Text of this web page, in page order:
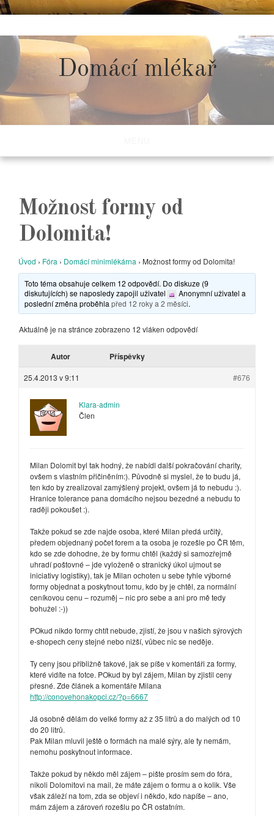
to
content
Domácí mlékař
Možnost formy od
Dolomita!
Úvod › Fóra › Domácí minimlékárna › Možnost formy od Dolomita!
Toto téma obsahuje celkem 12 odpovědí. Do diskuze (9
diskutujících) se naposledy zapojil uživatel
Anonymní uživatel a
poslední změna proběhlapřed 12 roky a 2 měsíci.
Aktuálně je na stránce zobrazeno 12 vláken odpovědí
Autor Příspěvky
25.4.2013 v 9:11 #676
Klara-admin
Člen
Milan Dolomit byl tak hodný, že nabídl další pokračování charity,
ovšem s vlastním přičiněním:). Původně si myslel, že to budu já,
ten kdo by zrealizoval zamýšlený projekt, ovšem já to nebudu :).
Hranice tolerance pana domácího nejsou bezedné a nebudu to
raději pokoušet :).
Takže pokud se zde najde osoba, které Milan předá určitý,
předem objednaný počet forem a ta osoba je rozešle po ČR těm,
kdo se zde dohodne, že by formu chtěl (každý si samozřejmě
uhradí poštovné – jde vyloženě o stranický úkol ujmout se
iniciativy logistiky), tak je Milan ochoten u sebe tyhle výborné
formy objednat a poskytnout tomu, kdo by je chtěl, za normální
ceníkovou cenu – rozuměj – nic pro sebe a ani pro mě tedy
bohužel :-))
POkud nikdo formy chtít nebude, zjistí, že jsou v našich sýrových
e-shopech ceny stejné nebo nižší, vůbec nic se neděje.
Ty ceny jsou přibližně takové, jak se píše v komentáři za formy,
které vidíte na fotce. POkud by byl zájem, Milan by zjistil ceny
přesné. Zde článek a komentáře Milana
http://conovehonakopci.cz/?p=6667
Já osobně dělám do velké formy až z 35 litrů a do malých od 10
do 20 litrů.
Pak Milan mluvil ještě o formách na malé sýry, ale ty nemám,
nemohu poskytnout informace.
Takže pokud by někdo měl zájem – pište prosím sem do fóra,
nikoli Dolomitovi na mail, že máte zájem o formu a o kolik. Vše
však záleží na tom, zda se objeví i někdo, kdo napíše – ano,
mám zájem a zároveń rozešlu po ČR ostatním.